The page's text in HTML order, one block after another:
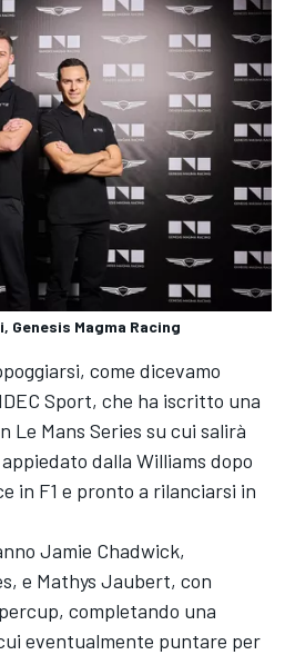
Genesis Magma Racing
come dicevamo
Sport, che ha iscritto una
Le Mans Series su cui salirà
dalla Williams dopo
in F1 e pronto a rilanciarsi in
Jamie Chadwick,
e Mathys Jaubert, con
completando una
eventualmente puntare per